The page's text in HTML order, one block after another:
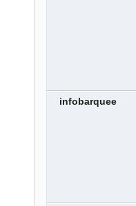
infobarquee